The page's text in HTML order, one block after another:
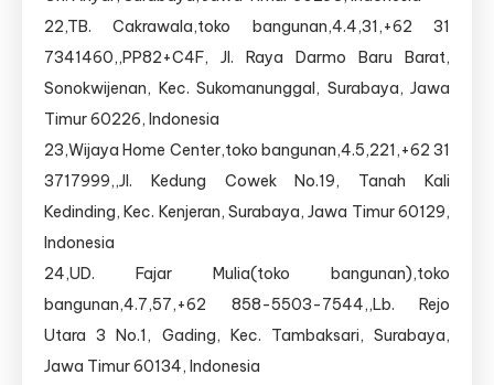
22,TB. Cakrawala,toko bangunan,4.4,31,+62 31
7341460,,PP82+C4F, Jl. Raya Darmo Baru Barat,
Sonokwijenan, Kec. Sukomanunggal, Surabaya, Jawa
Timur 60226, Indonesia
23,Wijaya Home Center,toko bangunan,4.5,221,+62 31
3717999,,Jl. Kedung Cowek No.19, Tanah Kali
Kedinding, Kec. Kenjeran, Surabaya, Jawa Timur 60129,
Indonesia
24,UD. Fajar Mulia(toko bangunan),toko
bangunan,4.7,57,+62 858-5503-7544,,Lb. Rejo
Utara 3 No.1, Gading, Kec. Tambaksari, Surabaya,
Jawa Timur 60134, Indonesia